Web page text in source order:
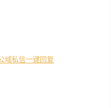
域私信一键回复